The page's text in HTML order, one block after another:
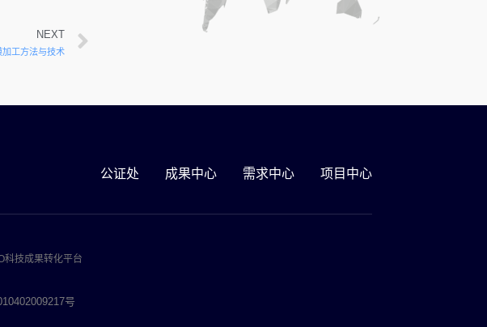
NEXT
工方法与技术
公证处 成果中心 需求中心 项目中心
科技成果转化平台
号